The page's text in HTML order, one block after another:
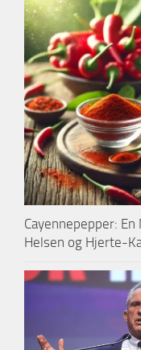
Cayennepepper:
Helsen og Hjerte-